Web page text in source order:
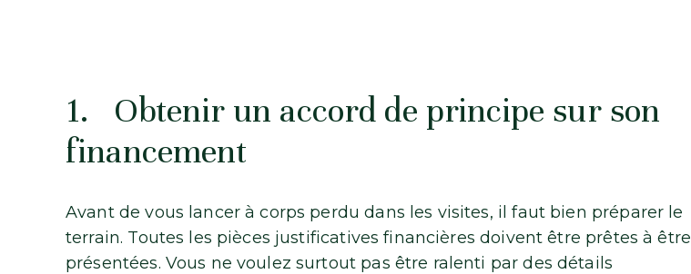
1. Obtenir un accord de principe sur son
financement
Avant de vous lancer à corps perdu dans les visites, il faut bien préparer le
terrain. Toutes les pièces justificatives financières doivent être prêtes à être
présentées. Vous ne voulez surtout pas être ralenti par des détails